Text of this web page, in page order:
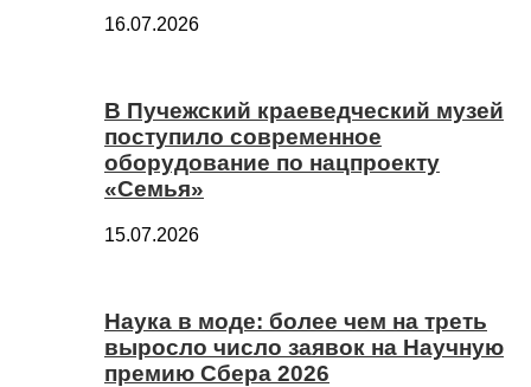
16.07.2026
В Пучежский краеведческий музей
поступило современное
оборудование по нацпроекту
«Семья»
15.07.2026
Наука в моде: более чем на треть
выросло число заявок на Научную
премию Сбера 2026